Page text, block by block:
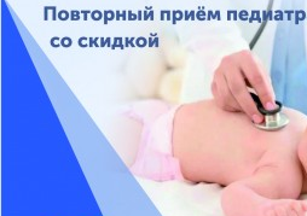
Библиотека пациента